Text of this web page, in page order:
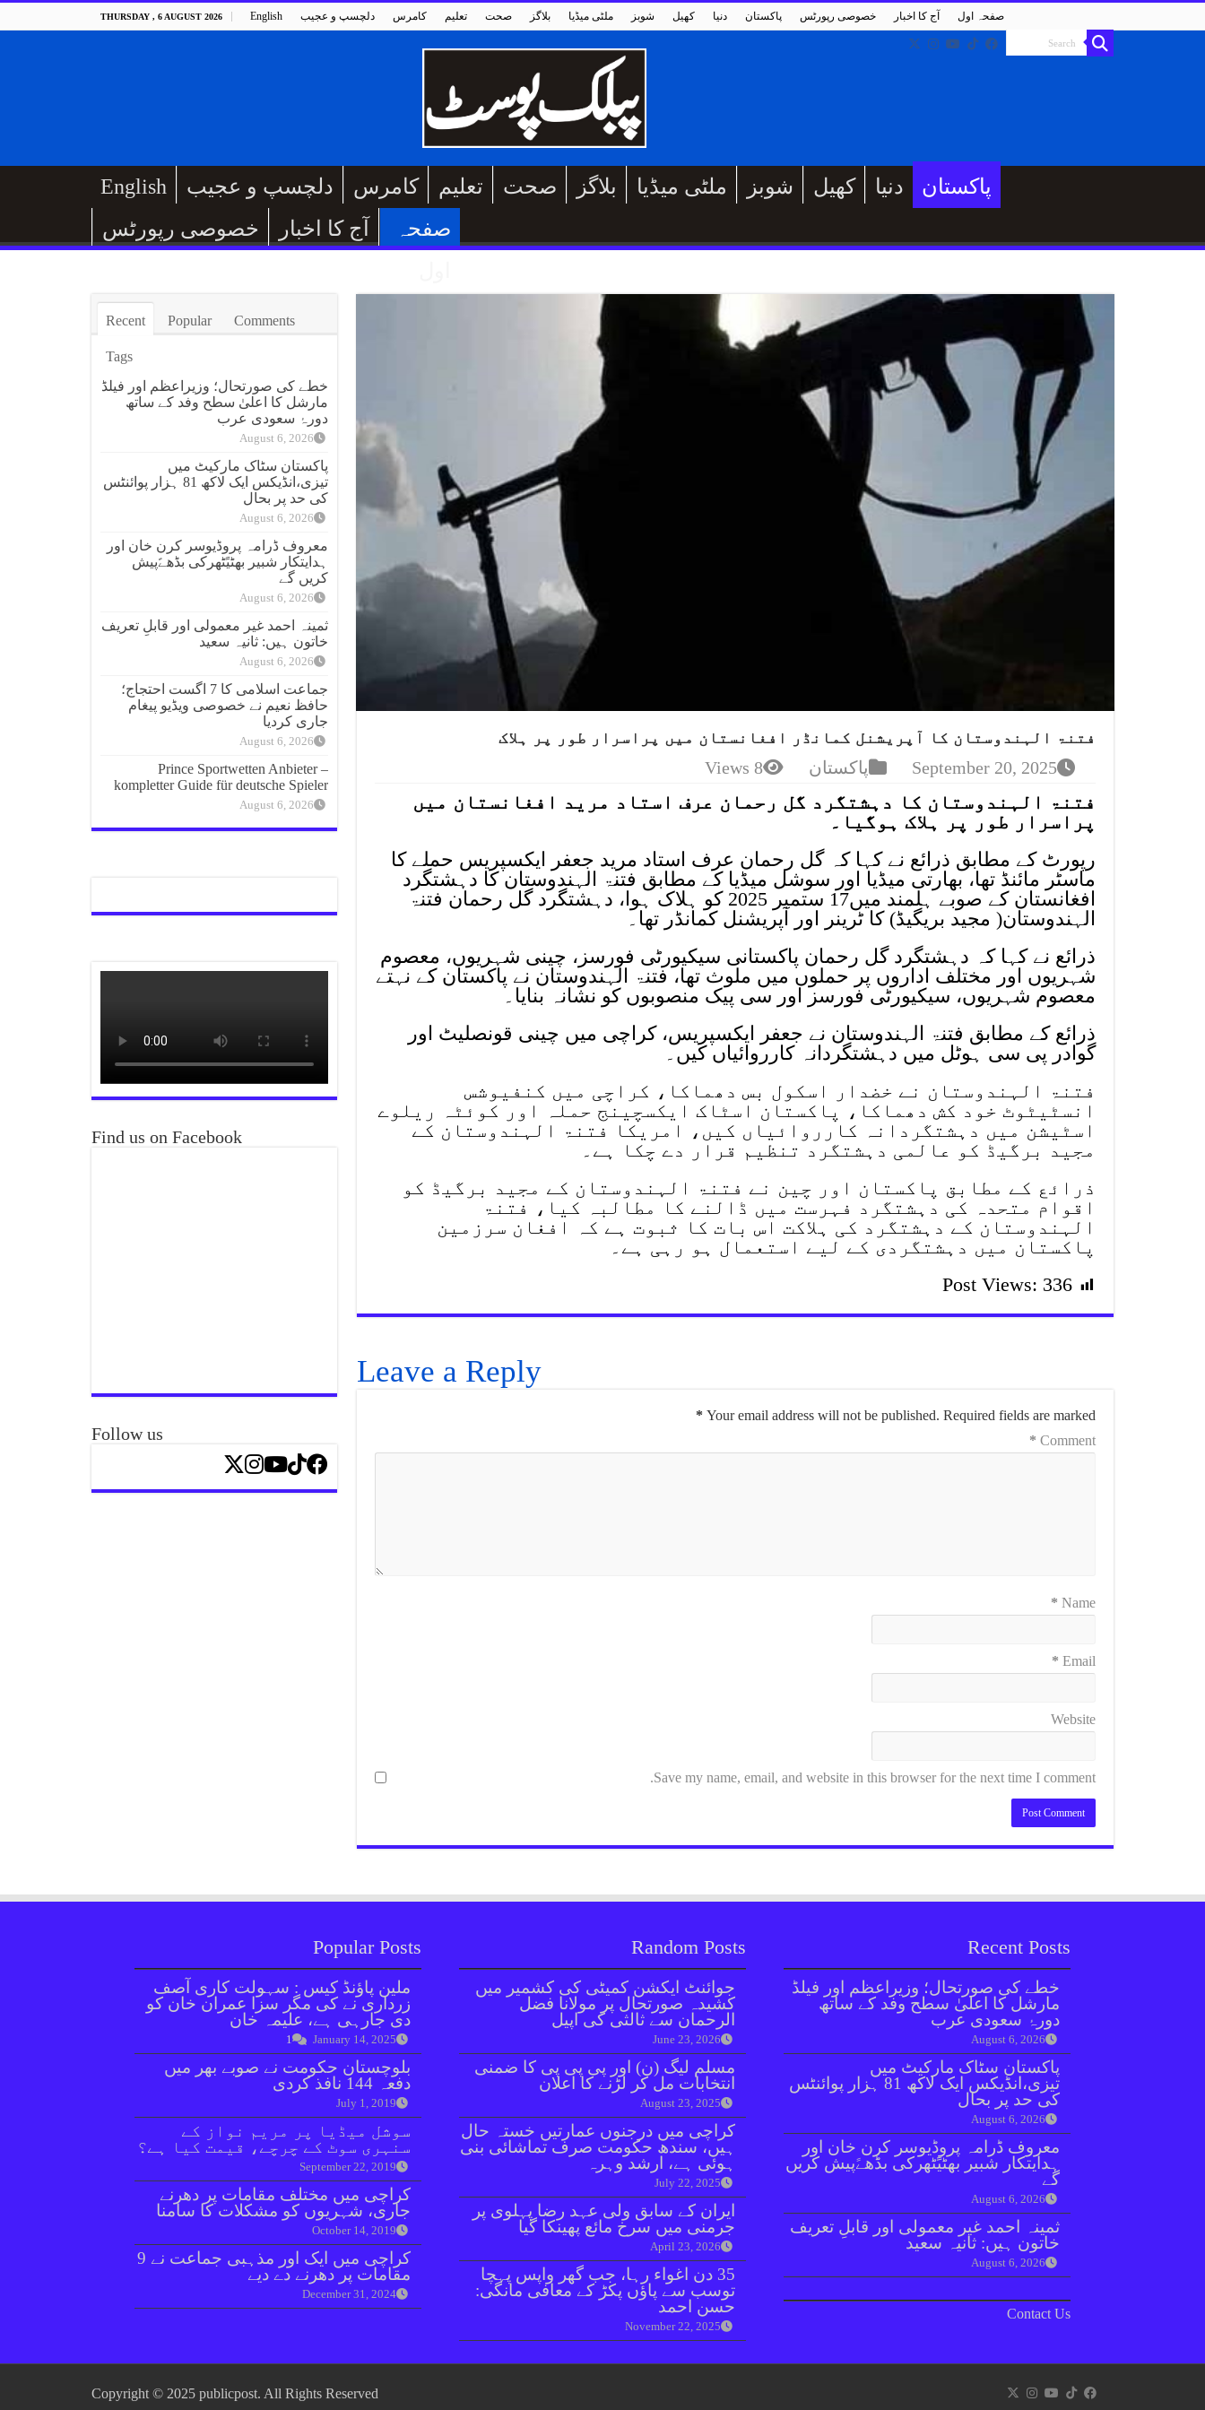
THURSDAY , 6 AUGUST 2026 English دلچسپ و عجیب کامرس تعلیم صحت بلاگز ملٹی میڈیا شوبز کھیل دنیا پاکستان خصوصی رپورٹس آج کا اخبار صفحہ اول
English دلچسپ و عجیب کامرس تعلیم صحت بلاگز ملٹی میڈیا شوبز کھیل دنیا
پاکستان
خصوصی رپورٹس
آج کا اخبار
صفحہ
فتنۃ الہندوستان کا آپریشنل کمانڈر افغانستان میں پراسرار طور پر ہلاک
September 20, 2025 پاکستان 8 Views
فتنۃ الہندوستان کا دہشتگرد گل رحمان عرف استاد مرید افغانستان میں
پراسرار طور پر ہلاک ہوگیا۔
رپورٹ کے مطابق ذرائع نے کہا کہ گل رحمان عرف استاد مرید جعفر ایکسپریس حملے کا
ماسٹر مائنڈ تھا، بھارتی میڈیا اور سوشل میڈیا کے مطابق فتنۃ الہندوستان کا دہشتگرد
افغانستان کے صوبے ہلمند میں17 ستمبر 2025 کو ہلاک ہوا، دہشتگرد گل رحمان فتنۃ
الہندوستان( مجید بریگیڈ) کا ٹرینر اور آپریشنل کمانڈر تھا۔
ذرائع نے کہا کہ دہشتگرد گل رحمان پاکستانی سیکیورٹی فورسز، چینی شہریوں، معصوم
شہریوں اور مختلف اداروں پر حملوں میں ملوث تھا، فتنۃ الہندوستان نے پاکستان کے نہتے
معصوم شہریوں، سیکیورٹی فورسز اور سی پیک منصوبوں کو نشانہ بنایا۔
ذرائع کے مطابق فتنۃ الہندوستان نے جعفر ایکسپریس، کراچی میں چینی قونصلیٹ اور
گوادر پی سی ہوٹل میں دہشتگردانہ کارروائیاں کیں۔
فتنۃ الہندوستان نے خضدار اسکول بس دھماکا، کراچی میں کنفیوشس
انسٹیٹوٹ خود کش دھماکا، پاکستان اسٹاک ایکسچینج حملہ اور کوئٹہ ریلوے
اسٹیشن میں دہشتگردانہ کارروائیاں کیں، امریکا فتنۃ الہندوستان کے
مجید برگیڈ کو عالمی دہشتگرد تنظیم قرار دے چکا ہے۔
ذرائع کے مطابق پاکستان اور چین نے فتنۃ الہندوستان کے مجید برگیڈ کو
اقوام متحدہ کی دہشتگرد فہرست میں ڈالنے کا مطالبہ کیا، فتنۃ
الہندوستان کے دہشتگرد کی ہلاکت اس بات کا ثبوت ہے کہ افغان سرزمین
پاکستان میں دہشتگردی کے لیے استعمال ہو رہی ہے۔
Post Views: 336
Leave a Reply
Your email address will not be published. Required fields are marked
*
Comment
*
Name
*
Email
*
Website
Save my name, email, and website in this browser for the next time I comment.
Recent Popular Comments
Tags
خطے کی صورتحال؛ وزیراعظم اور فیلڈ
مارشل کا اعلیٰ سطح وفد کے ساتھ
دورۂ سعودی عرب
August 6, 2026
پاکستان سٹاک مارکیٹ میں
تیزی،انڈیکس ایک لاکھ 81 ہزار پوائنٹس
کی حد پر بحال
August 6, 2026
معروف ڈرامہ پروڈیوسر کرن خان اور
ہدایتکار شبیر بھٹیًٹھرکی بڈھےًپیش
کریں گے
August 6, 2026
ثمینہ احمد غیر معمولی اور قابلِ تعریف
خاتون ہیں: ثانیہ سعید
August 6, 2026
جماعت اسلامی کا 7 اگست احتجاج؛
حافظ نعیم نے خصوصی ویڈیو پیغام
جاری کردیا
August 6, 2026
Prince Sportwetten Anbieter –
kompletter Guide für deutsche Spieler
August 6, 2026
Find us on Facebook
Follow us
Popular Posts
ملین پاؤنڈ کیس : سہولت کاری آصف
زرداری نے کی مگر سزا عمران خان کو
دی جارہی ہے، علیمہ خان
January 14, 2025
1
بلوچستان حکومت نے صوبے بھر میں
دفعہ 144 نافذ کردی
July 1, 2019
سوشل میڈیا پر مریم نواز کے
سنہری سوٹ کے چرچے، قیمت کیا ہے؟
September 22, 2019
کراچی میں مختلف مقامات پر دھرنے
جاری، شہریوں کو مشکلات کا سامنا
October 14, 2019
کراچی میں ایک اور مذہبی جماعت نے 9
مقامات پر دھرنے دے دیے
December 31, 2024
Random Posts
جوائنٹ ایکشن کمیٹی کی کشمیر میں
کشیدہ صورتحال پر مولانا فضل
الرحمان سے ثالثی کی اپیل
June 23, 2026
مسلم لیگ (ن) اور پی پی پی کا ضمنی
انتخابات مل کر لڑنے کا اعلان
August 23, 2025
کراچی میں درجنوں عمارتیں خستہ حال
ہیں، سندھ حکومت صرف تماشائی بنی
ہوئی ہے، ارشد وہرہ
July 22, 2025
ایران کے سابق ولی عہد رضا پہلوی پر
جرمنی میں سرخ مائع پھینکا گیا
April 23, 2026
35 دن اغواء رہا، جب گھر واپس پہچا
توسب سے پاؤں پکڑ کے معافی مانگی:
حسن احمد
November 22, 2025
Recent Posts
خطے کی صورتحال؛ وزیراعظم اور فیلڈ
مارشل کا اعلیٰ سطح وفد کے ساتھ
دورۂ سعودی عرب
August 6, 2026
پاکستان سٹاک مارکیٹ میں
تیزی،انڈیکس ایک لاکھ 81 ہزار پوائنٹس
کی حد پر بحال
August 6, 2026
معروف ڈرامہ پروڈیوسر کرن خان اور
ہدایتکار شبیر بھٹیًٹھرکی بڈھےًپیش کریں
گے
August 6, 2026
ثمینہ احمد غیر معمولی اور قابلِ تعریف
خاتون ہیں: ثانیہ سعید
August 6, 2026
Contact Us
Copyright © 2025 publicpost. All Rights Reserved